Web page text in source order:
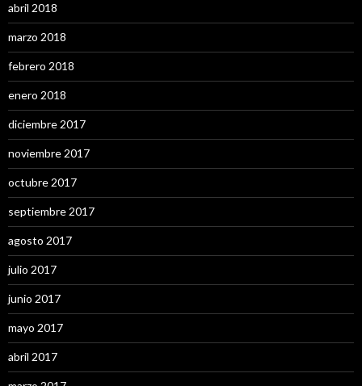
abril 2018
marzo 2018
febrero 2018
enero 2018
diciembre 2017
noviembre 2017
octubre 2017
septiembre 2017
agosto 2017
julio 2017
junio 2017
mayo 2017
abril 2017